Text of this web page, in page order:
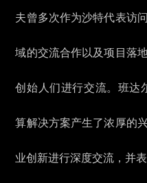
夫曾多次作为沙特代表访
域的交流合作以及项目落
创始人们进行交流。班达
算解决方案产生了浓厚的
业创新进行深度交流，并